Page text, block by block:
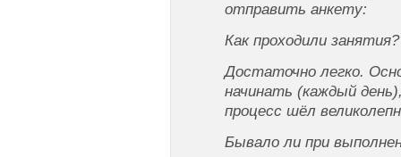
отправить анкету:
Как проходили занятия?
Достаточно легко.
начинать (каждый
процесс шёл
Бывало ли при